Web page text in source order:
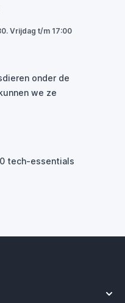
Vrijdag t/m 17:00
onder de
we ze
tech-essentials